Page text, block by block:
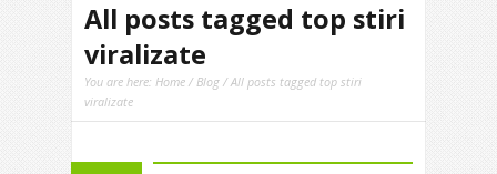
All posts tagged top stiri
viralizate
You are here: Home /Blog / All posts tagged top stiri
viralizate